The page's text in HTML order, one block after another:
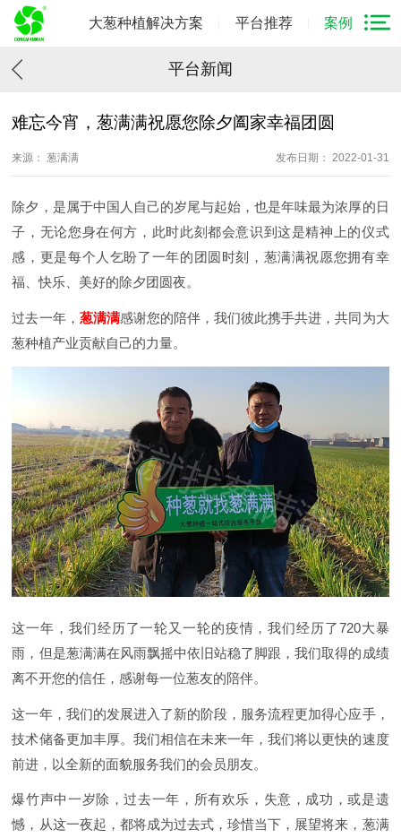
大葱种植解决方案 平台推荐 案例
平台新闻
难忘今宵，葱满满祝愿您除夕阖家幸福团圆
来源： 葱满满 发布日期： 2022-01-31
除夕，是属于中国人自己的岁尾与起始，也是年味最为浓厚的日
子，无论您身在何方，此时此刻都会意识到这是精神上的仪式
感，更是每个人乞盼了一年的团圆时刻，葱满满祝愿您拥有幸
福、快乐、美好的除夕团圆夜。
过去一年， 葱满满感谢您的陪伴，我们彼此携手共进，共同为大
葱种植产业贡献自己的力量。
这一年，我们经历了一轮又一轮的疫情，我们经历了720大暴
雨，但是葱满满在风雨飘摇中依旧站稳了脚跟，我们取得的成绩
离不开您的信任，感谢每一位葱友的陪伴。
这一年，我们的发展进入了新的阶段，服务流程更加得心应手，
技术储备更加丰厚。我们相信在未来一年，我们将以更快的速度
前进，以全新的面貌服务我们的会员朋友。
爆竹声中一岁除，过去一年，所有欢乐，失意，成功，或是遗
憾，从这一夜起，都将成为过去式，珍惜当下，展望将来，葱满